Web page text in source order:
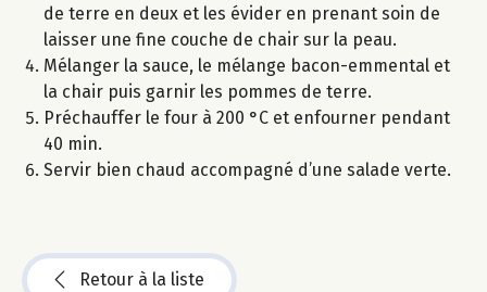
de terre en deux et les évider en prenant soin de
laisser une fine couche de chair sur la peau.
Mélanger la sauce, le mélange bacon-emmental et
la chair puis garnir les pommes de terre.
Préchauffer le four à 200 °C et enfourner pendant
40 min.
Servir bien chaud accompagné d’une salade verte.
Retour à la liste